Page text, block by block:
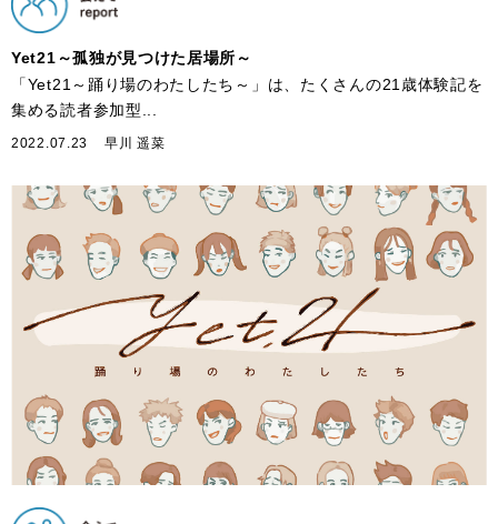
Yet21～孤独が見つけた居場所～
「Yet21～踊り場のわたしたち～」は、たくさんの21歳体験記を
集める読者参加型...
2022.07.23 早川 遥菜